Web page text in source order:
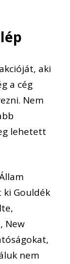
aki
a cég
Nem
lehetett
Gouldék
New
nem